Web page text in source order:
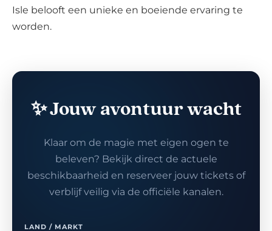
Isle belooft een unieke en boeiende ervaring te
worden.
✨ Jouw avontuur wacht
Klaar om de magie met eigen ogen te
beleven? Bekijk direct de actuele
beschikbaarheid en reserveer jouw tickets of
verblijf veilig via de officiële kanalen.
LAND / MARKT